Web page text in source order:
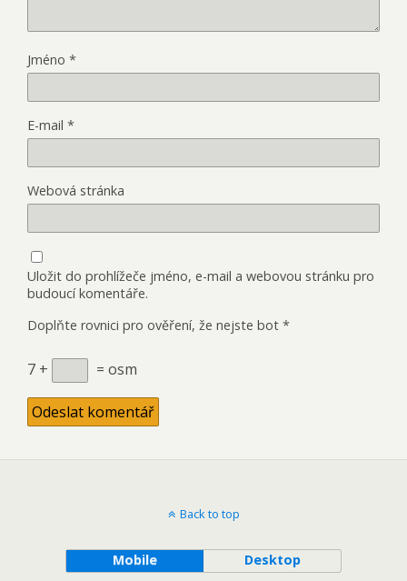
Jméno *
E-mail *
Webová stránka
Uložit do prohlížeče jméno, e-mail a webovou stránku pro
budoucí komentáře.
Doplňte rovnici pro ověření, že nejste bot *
7 + = osm
Back to top
Mobile Desktop